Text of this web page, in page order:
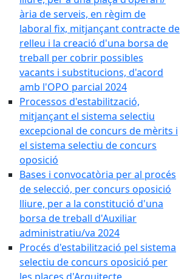
ària de serveis, en règim de
laboral fix, mitjançant contracte de
relleu i la creació d'una borsa de
treball per cobrir possibles
vacants i substitucions, d'acord
amb l'OPO parcial 2024
Processos d'estabilització,
mitjançant el sistema selectiu
excepcional de concurs de mèrits i
el sistema selectiu de concurs
oposició
Bases i convocatòria per al procés
de selecció, per concurs oposició
lliure, per a la constitució d'una
borsa de treball d'Auxiliar
administratiu/va 2024
Procés d'estabilització pel sistema
selectiu de concurs oposició per